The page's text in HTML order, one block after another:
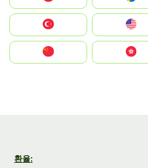
United States
中國香港特別行政區
환율: